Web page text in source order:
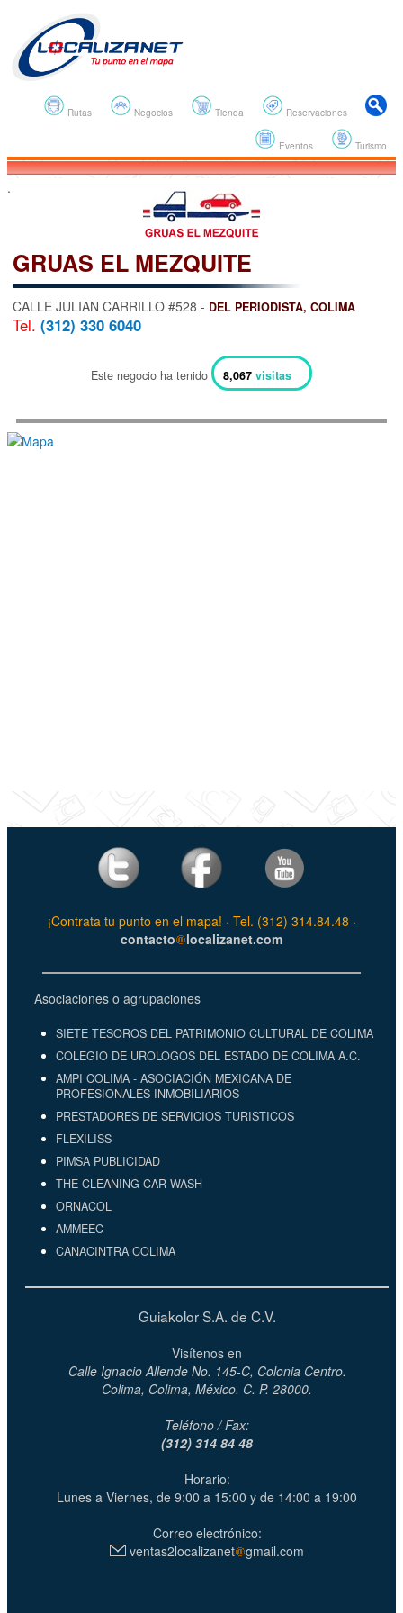
Reservaciones
Tienda
Negocios
Rutas
Turismo
Eventos
.
GRUAS EL MEZQUITE
CALLE JULIAN CARRILLO #528 - DEL PERIODISTA, COLIMA
Tel. (312) 330 6040
Este negocio ha tenido 8,067 visitas
¡Contrata tu punto en el mapa! · Tel. (312) 314.84.48 ·
contacto
localizanet.com
Asociaciones o agrupaciones
SIETE TESOROS DEL PATRIMONIO CULTURAL DE COLIMA
COLEGIO DE UROLOGOS DEL ESTADO DE COLIMA A.C.
AMPI COLIMA - ASOCIACIÓN MEXICANA DE
PROFESIONALES INMOBILIARIOS
PRESTADORES DE SERVICIOS TURISTICOS
FLEXILISS
PIMSA PUBLICIDAD
THE CLEANING CAR WASH
ORNACOL
AMMEEC
CANACINTRA COLIMA
Guiakolor S.A. de C.V.
Visítenos en
Calle Ignacio Allende No. 145-C, Colonia Centro.
Colima, Colima, México. C. P. 28000.
Teléfono / Fax:
(312) 314 84 48
Horario:
Lunes a Viernes, de 9:00 a 15:00 y de 14:00 a 19:00
Correo electrónico:
ventas2localizanet
gmail.com